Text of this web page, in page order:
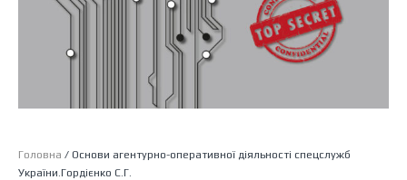
Головна / Основи агентурно-оперативної діяльності спецслужб
України.Гордієнко С.Г.